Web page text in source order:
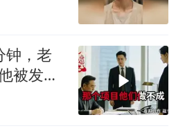
钟，老
被发配